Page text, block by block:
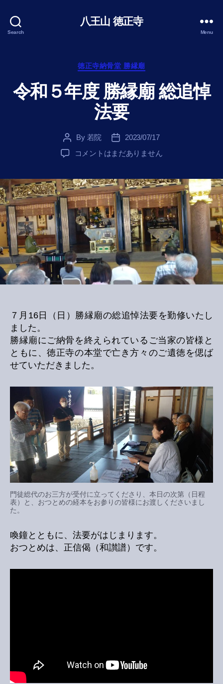
Search
八王山 徳正寺
Menu
Categories
徳正寺納骨堂 勝縁廟
令和５年度 勝縁廟 総追悼
法要
Post
author
By 若院
Post
date
2023/07/17
令
年
度
勝
縁
廟
追
悼
法
要
コメントはまだありません
７月16日（日）勝縁廟の総追悼法要を勤修いたし
ました。
勝縁廟にご納骨を終えられているご当家の皆様と
ともに、徳正寺の本堂で亡き方々のご遺徳を偲ば
せていただきました。
門徒総代のお三方が受付に立ってくださり、本日の次第（日程
表）と、おつとめの経本をお参りの皆様にお渡しくださいまし
た。
喚鐘とともに、法要がはじまります。
おつとめは、正信偈（和讃譜）です。